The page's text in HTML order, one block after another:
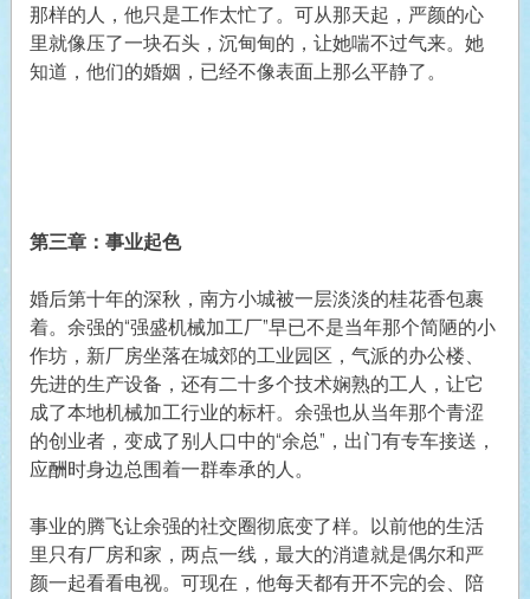
那样的人，他只是工作太忙了。可从那天起，严颜的心
里就像压了一块石头，沉甸甸的，让她喘不过气来。她
知道，他们的婚姻，已经不像表面上那么平静了。
第三章：事业起色
婚后第十年的深秋，南方小城被一层淡淡的桂花香包裹
着。余强的“强盛机械加工厂”早已不是当年那个简陋的小
作坊，新厂房坐落在城郊的工业园区，气派的办公楼、
先进的生产设备，还有二十多个技术娴熟的工人，让它
成了本地机械加工行业的标杆。余强也从当年那个青涩
的创业者，变成了别人口中的“余总”，出门有专车接送，
应酬时身边总围着一群奉承的人。
事业的腾飞让余强的社交圈彻底变了样。以前他的生活
里只有厂房和家，两点一线，最大的消遣就是偶尔和严
颜一起看看电视。可现在，他每天都有开不完的会、陪